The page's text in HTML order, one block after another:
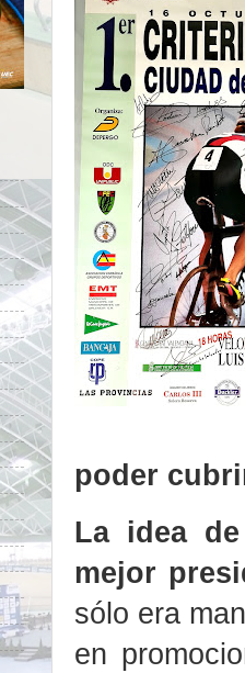
poder
La idea
mejor
sólo era
en